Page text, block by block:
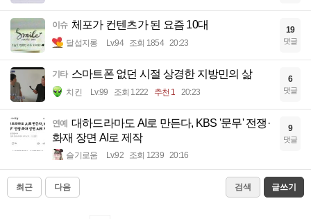
이슈 체포가 컨텐츠가 된 요즘 10대
달섭지롱 Lv.94 조회 1854 20:23
19
댓글
기타 스마트폰 없던 시절 상경한 지방민의 삶
치킨 Lv.99 조회 1222 추천 1 20:23
6
댓글
연예
대하드라마도 AI로 만든다, KBS '문무' 전쟁·
화재 장면 AI로 제작
슬기로움 Lv.92 조회 1239 20:16
9
댓글
최근 다음 검색 글쓰기